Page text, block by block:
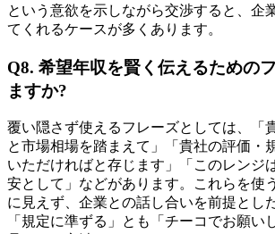
という意欲を示しながら交渉すると、企
てくれるケースが多くあります。
Q8. 希望年収を賢く伝えるための
ますか?
覆い隠さず使えるフレーズとしては、「
と市場相場を踏まえて」「貴社の評価・
いただければと存じます」「このレンジ
安として」などがあります。これらを使
に見えず、企業との話し合いを前提とし
「規定に準ずる」とも「チーコでお願い